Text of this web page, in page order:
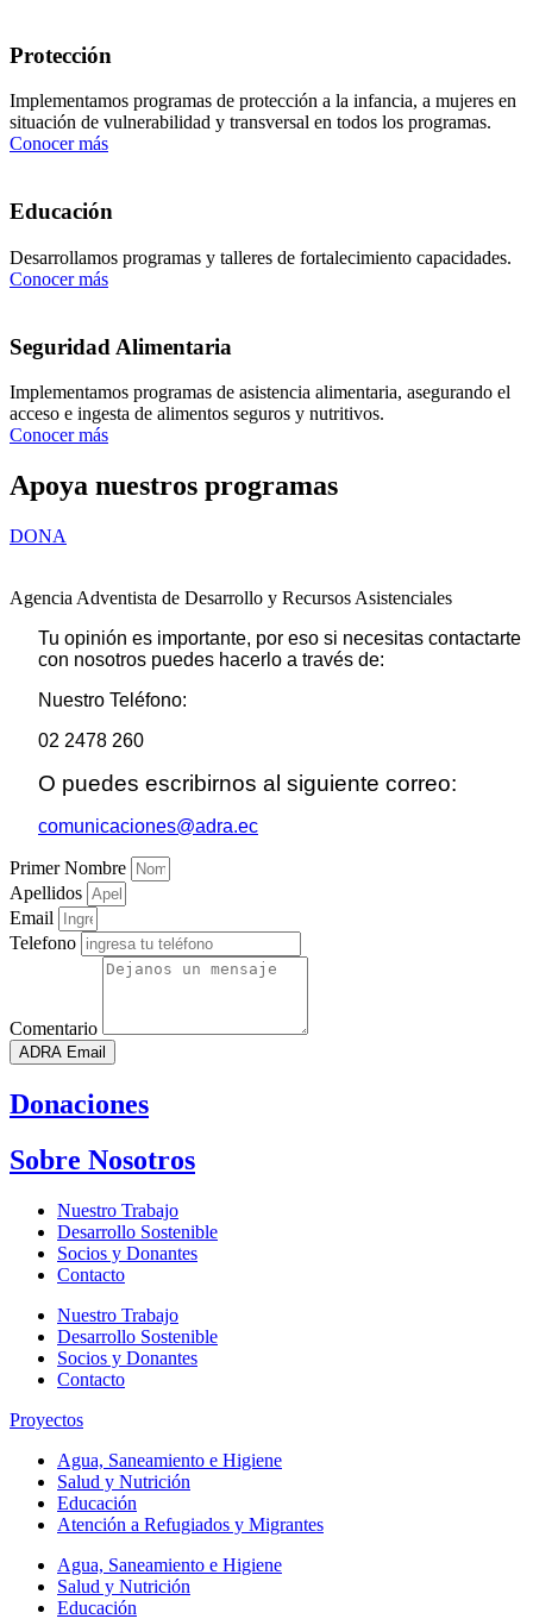
Protección
Implementamos programas de protección a la infancia, a mujeres en
situación de vulnerabilidad y transversal en todos los programas.
Conocer más
Educación
Desarrollamos programas y talleres de fortalecimiento capacidades.
Conocer más
Seguridad Alimentaria
Implementamos programas de asistencia alimentaria, asegurando el
acceso e ingesta de alimentos seguros y nutritivos.
Conocer más
Apoya nuestros programas
DONA
Agencia Adventista de Desarrollo y Recursos Asistenciales
Tu opinión es importante, por eso si necesitas contactarte
con nosotros puedes hacerlo a través de:
Nuestro Teléfono:
02 2478 260
O puedes escribirnos al siguiente correo:
comunicaciones@adra.ec
Primer Nombre
Apellidos
Email
Telefono
Comentario
ADRA Email
Donaciones
Sobre Nosotros
Nuestro Trabajo
Desarrollo Sostenible
Socios y Donantes
Contacto
Nuestro Trabajo
Desarrollo Sostenible
Socios y Donantes
Contacto
Proyectos
Agua, Saneamiento e Higiene
Salud y Nutrición
Educación
Atención a Refugiados y Migrantes
Agua, Saneamiento e Higiene
Salud y Nutrición
Educación